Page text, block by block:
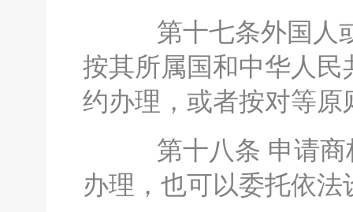
第十七条外国人
按其所属国和中华人
约办理，或者按对等原
第十八条 申请商
办理，也可以委托依